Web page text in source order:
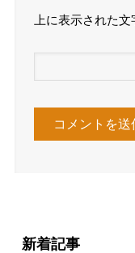
上に表示された
新着記事